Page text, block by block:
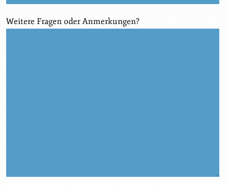
Weitere Fragen oder Anmerkungen?